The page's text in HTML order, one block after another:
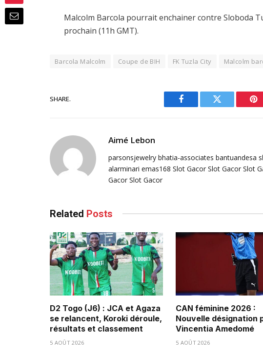
Malcolm Barcola pourrait enchainer contre Sloboda
prochain (11h GMT).
Barcola Malcolm Coupe de BIH FK Tuzla City Malcolm
SHARE.
Facebook Twitter
Aimé Lebon
parsonsjewelry bhatia-associates bantuandesa
alarminari emas168 Slot Gacor Slot Gacor Slot
Gacor Slot Gacor
Related Posts
D2 Togo (J6) : JCA et Agaza
se relancent, Koroki déroule,
résultats et classement
5 AOÛT 2026
CAN féminine 2026 :
Nouvelle désignation
Vincentia Amedomé
5 AOÛT 2026